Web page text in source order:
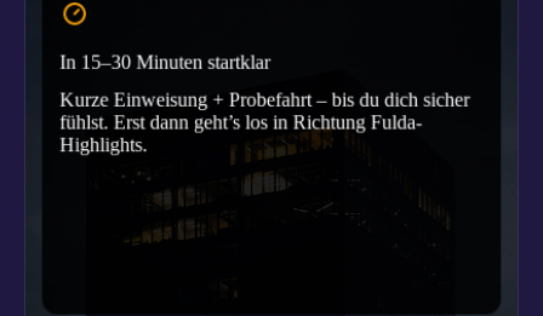
In 15–30 Minuten startklar
Kurze Einweisung + Probefahrt – bis du dich sicher
fühlst. Erst dann geht’s los in Richtung Fulda-
Highlights.